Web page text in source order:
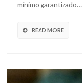
mínimo garantizado…
READ MORE